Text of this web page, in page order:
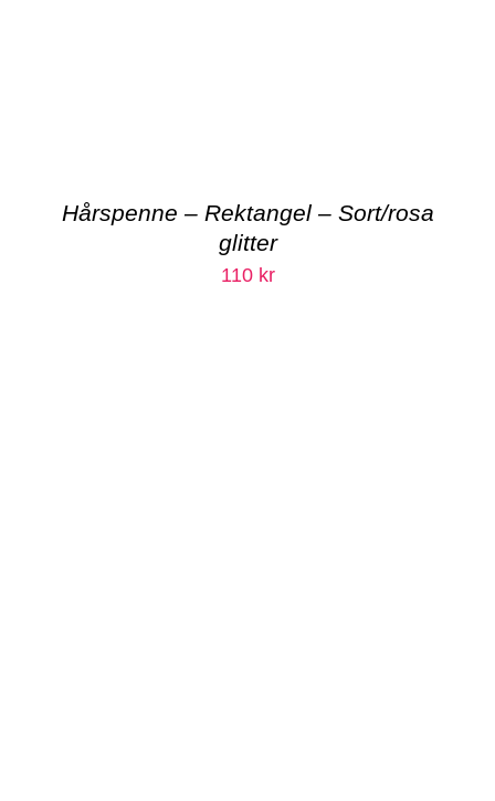
Hårspenne – Rektangel – Sort/rosa
glitter
110 kr